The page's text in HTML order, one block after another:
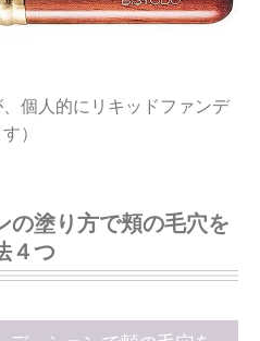
、個人的にリキッドファンデ
）
の塗り方で頬の毛穴を
４つ